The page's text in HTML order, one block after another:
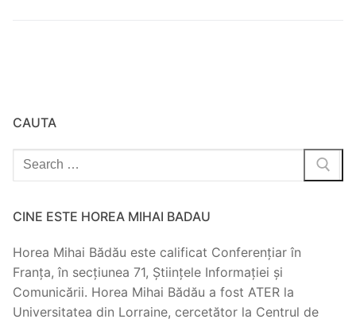
CAUTA
Search
for:
CINE ESTE HOREA MIHAI BADAU
Horea Mihai Bădău este calificat Conferențiar în
Franța, în secțiunea 71, Științele Informației și
Comunicării. Horea Mihai Bădău a fost ATER la
Universitatea din Lorraine, cercetător la Centrul de